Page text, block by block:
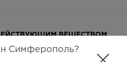
Симферополь?
ВЕЩЕСТВОМ